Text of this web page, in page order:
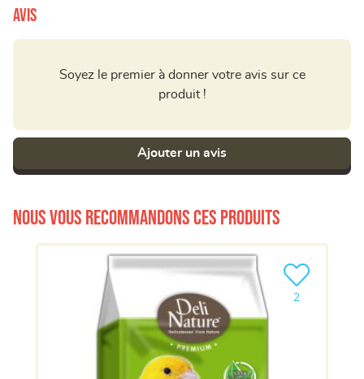
Avis
Soyez le premier à donner votre avis sur ce
produit !
Ajouter un avis
Nous vous recommandons ces produits
2
Ajouter le